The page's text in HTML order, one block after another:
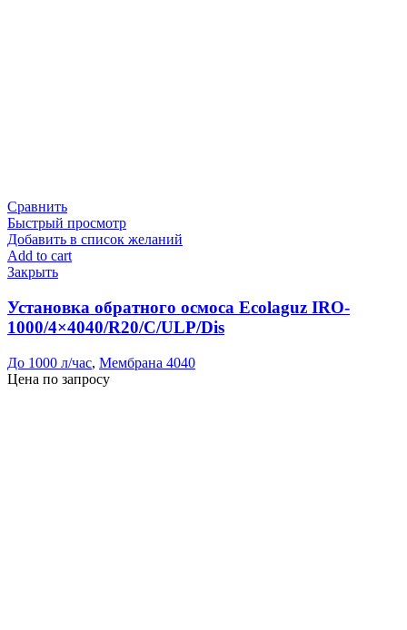
Сравнить
Быстрый просмотр
Добавить в список желаний
Add to cart
Закрыть
Установка обратного осмоса Ecolaguz IRO-
1000/4×4040/R20/C/ULP/Dis
До 1000 л/час, Мембрана 4040
Цена по запросу